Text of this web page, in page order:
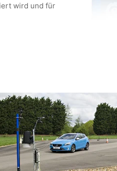
wird und für